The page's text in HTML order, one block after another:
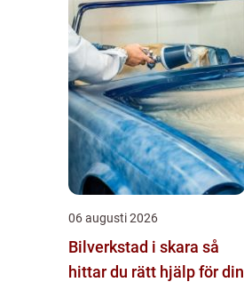
06 augusti 2026
Bilverkstad i skara så
hittar du rätt hjälp för din